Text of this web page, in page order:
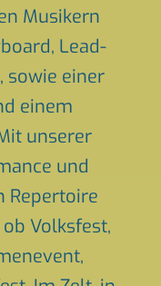
Musikern
Lead-
sowie einer
einem
unserer
und
Repertoire
Volksfest,